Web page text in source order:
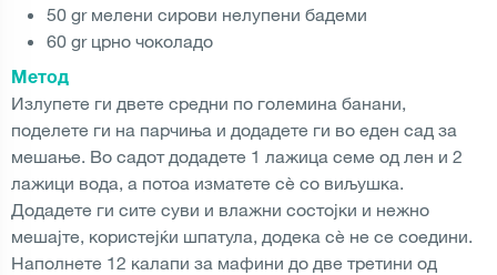
50 gr мелени сирови нелупени бадеми
60 gr црно чоколадо
Метод
Излупете ги двете средни по големина банани,
поделете ги на парчиња и додадете ги во еден сад за
мешање. Во садот додадете 1 лажица семе од лен и 2
лажици вода, а потоа изматете сè со виљушка.
Додадете ги сите суви и влажни состојки и нежно
мешајте, користејќи шпатула, додека сè не се соедини.
Наполнете 12 калапи за мафини до две третини од